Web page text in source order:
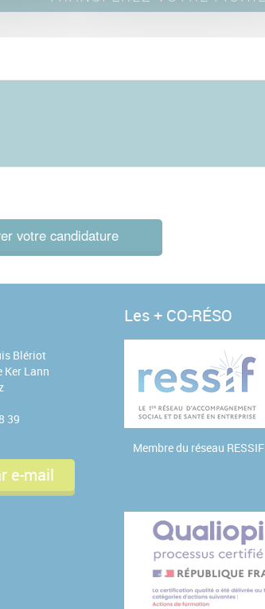
Blériot
Ker Lann
39
e-mail
Les + CO-RÉSO
Membre du réseau RESSIF